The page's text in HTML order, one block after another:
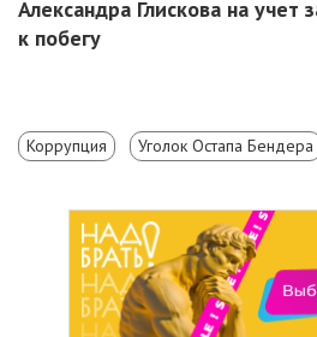
Александра Глискова на учет
к побегу
Коррупция Уголок Остапа Бендера